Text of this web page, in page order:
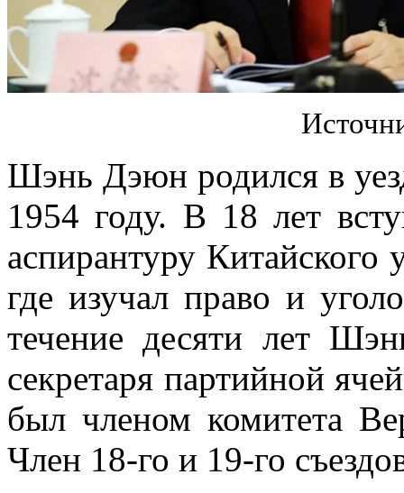
Шэнь Дэюн родился в
1954 году. В 18 лет
аспирантуру Китайского
где изучал право и
течение десяти лет
секретаря партийной
был членом комитета
Член 18-го и 19-го